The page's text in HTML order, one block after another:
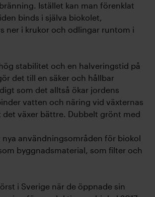
Istället kan man förenklat
binds i själva biokolet,
ner i krukor och odlingar runtom i
stabilitet och en halveringstid på
det till en säker och hållbar
som det alltså ökar jordens
vatten och näring vid växternas
det växer bättre. Dubbelt grönt med
nya användningsområden för biokol
byggnadsmaterial, som filter och
i Sverige när de öppnade sin